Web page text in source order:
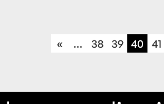
« ... 38 39 40 41